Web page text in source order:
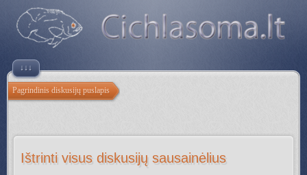
↓↓↓
Pagrindinis diskusijų puslapis
Ištrinti visus diskusijų sausainėlius